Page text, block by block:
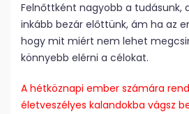
Felnőttként nagyobb a tudásunk,
inkább bezár előttünk, ám ha az
hogy mit miért nem lehet
könnyebb elérni a célokat.
A hétköznapi ember szá­mára
élet­veszélyes ka­landokba vágsz